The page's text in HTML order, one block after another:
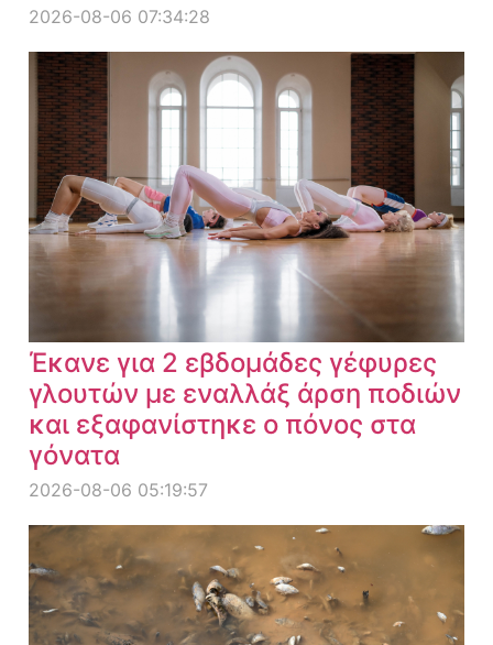
2026-08-06 07:34:28
Έκανε για 2 εβδομάδες γέφυρες
γλουτών με εναλλάξ άρση ποδιών
και εξαφανίστηκε ο πόνος στα
γόνατα
2026-08-06 05:19:57